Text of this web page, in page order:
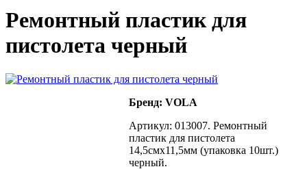
Ремонтный пластик для
пистолета черный
Бренд: VOLA
Артикул: 013007. Ремонтный
пластик для пистолета
14,5смx11,5мм (упаковка 10шт.)
черный.